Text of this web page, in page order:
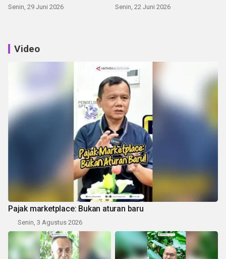
Senin, 29 Juni 2026 Senin, 22 Juni 2026
Video
Pajak marketplace: Bukan aturan baru
Senin, 3 Agustus 2026